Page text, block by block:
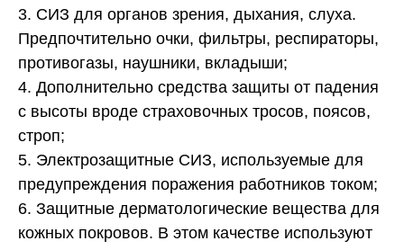
3. СИЗ для органов зрения, дыхания, слуха.
Предпочтительно очки, фильтры, респираторы,
противогазы, наушники, вкладыши;
4. Дополнительно средства защиты от падения
с высоты вроде страховочных тросов, поясов,
строп;
5. Электрозащитные СИЗ, используемые для
предупреждения поражения работников током;
6. Защитные дерматологические вещества для
кожных покровов. В этом качестве используют